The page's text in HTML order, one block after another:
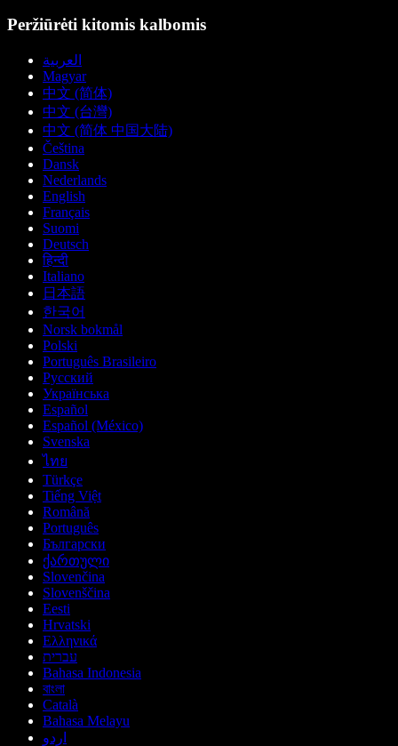
Peržiūrėti kitomis kalbomis
العربية
Magyar
中文 (简体)
中文 (台灣)
中文 (简体 中国大陆)
Čeština
Dansk
Nederlands
English
Français
Suomi
Deutsch
हिन्दी
Italiano
日本語
한국어
Norsk bokmål
Polski
Português Brasileiro
Русский
Українська
Español
Español (México)
Svenska
ไทย
Türkçe
Tiếng Việt
Română
Português
Български
ქართული
Slovenčina
Slovenščina
Eesti
Hrvatski
Ελληνικά
עברית
Bahasa Indonesia
বাংলা
Català
Bahasa Melayu
اردو